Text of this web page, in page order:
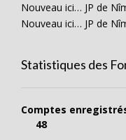
Nouveau ici… JP de
Nouveau ici… JP de
Statistiques des
Comptes
48